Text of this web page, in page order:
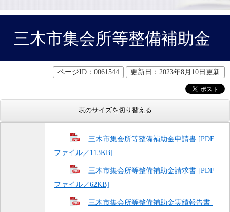
三木市集会所等整備補助金
ページID：0061544 更新日：2023年8月10日更新
表のサイズを切り替える
三木市集会所等整備補助金申請書 [PDF
ファイル／113KB]
三木市集会所等整備補助金請求書 [PDF
ファイル／62KB]
三木市集会所等整備補助金実績報告書